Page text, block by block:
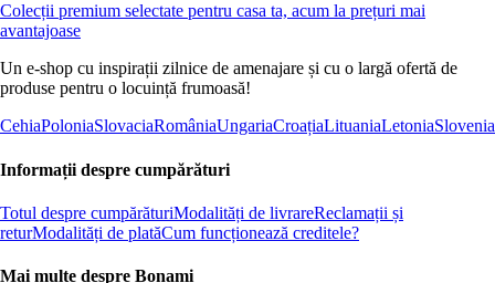
Colecții premium selectate pentru casa ta, acum la prețuri mai
avantajoase
Un e-shop cu inspirații zilnice de amenajare și cu o largă ofertă de
produse pentru o locuință frumoasă!
CehiaPoloniaSlovaciaRomâniaUngariaCroațiaLituaniaLetoniaSlovenia
Informații despre cumpărături
Totul despre cumpărăturiModalități de livrareReclamații și
returModalități de platăCum funcționează creditele?
Mai multe despre Bonami